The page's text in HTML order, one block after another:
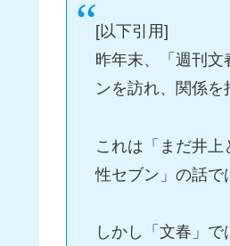
[以下引用]
昨年末、「週刊文
ンを訪れ、関係を
これは「まだ井
性セブン」の話で
しかし「文春」